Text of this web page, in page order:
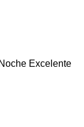
Excelente